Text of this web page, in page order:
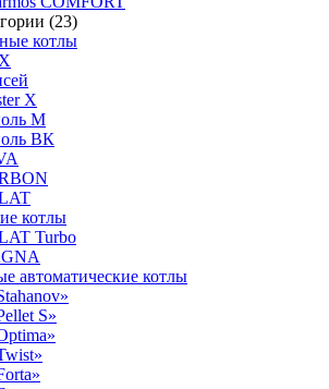
(23)
котлы
X
М
ВК
котлы
Turbo
автоматические котлы
S»